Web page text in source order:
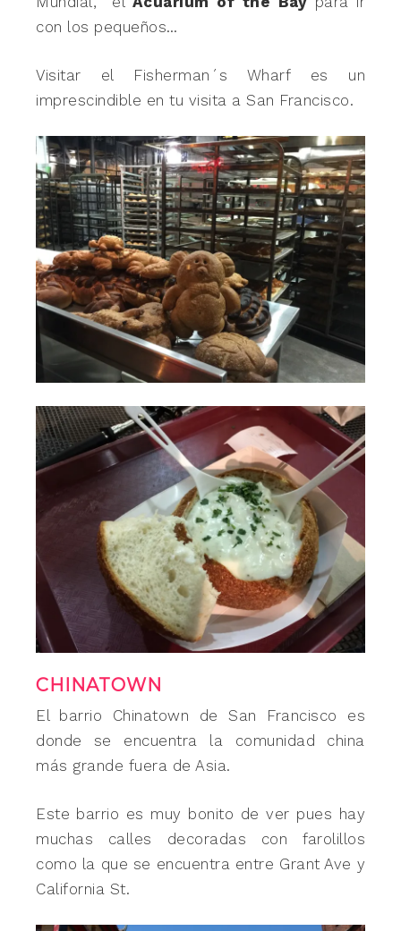
con los pequeños…
Visitar el Fisherman´s Wharf es un
imprescindible en tu visita a San Francisco.
CHINATOWN
El barrio Chinatown de San Francisco es
donde se encuentra la comunidad china
más grande fuera de Asia.
Este barrio es muy bonito de ver pues hay
muchas calles decoradas con farolillos
como la que se encuentra entre Grant Ave y
California St.